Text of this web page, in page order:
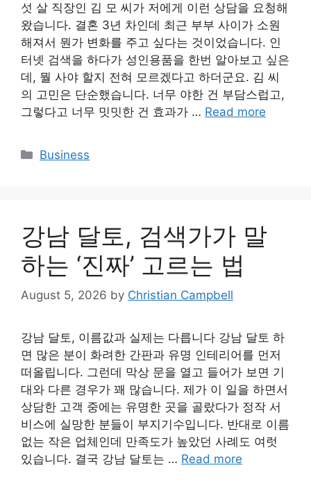
섯 살 직장인 김 모 씨가 저에게 이런 상담을 요청해
왔습니다. 결혼 3년 차인데 최근 부부 사이가 소원
해져서 뭔가 변화를 주고 싶다는 것이었습니다. 인
터넷 검색을 하다가 성인용품을 한번 알아보고 싶은
데, 뭘 사야 할지 전혀 모르겠다고 하더군요. 김 씨
의 고민은 단순했습니다. 너무 야한 건 부담스럽고,
그렇다고 너무 밋밋한 건 효과가 … Read more
Categories
Business
강남 달토, 검색가가 말
하는 ‘진짜’ 고르는 법
August 5, 2026 by Christian Campbell
강남 달토, 이름값과 실제는 다릅니다 강남 달토 하
면 많은 분이 화려한 간판과 유명 인테리어를 먼저
떠올립니다. 그런데 막상 문을 열고 들어가 보면 기
대와 다른 경우가 꽤 많습니다. 제가 이 일을 하면서
상담한 고객 중에는 유명한 곳을 골랐다가 정작 서
비스에 실망한 분들이 부지기수입니다. 반대로 이름
없는 작은 업체인데 만족도가 높았던 사례도 여럿
있습니다. 결국 강남 달토는 … Read more